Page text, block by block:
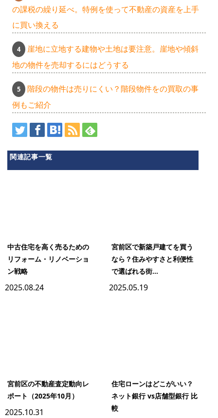
の課税の繰り延べ。特例を使って不動産の資産を上手
に買い換える
崖地に立地する建物や土地は要注意。崖地や傾斜
地の物件を売却するにはどうする
階段の物件は売りにくい？階段物件をの買取の事
例もご紹介
関連記事一覧
中古住宅を高く売るための
リフォーム・リノベーショ
ン戦略
2025.08.24
宮前区で新築戸建てを買う
なら？住みやすさと利便性
で選ばれる街...
2025.05.19
宮前区の不動産査定動向レ
ポート（2025年10月）
2025.10.31
住宅ローンはどこがいい？
ネット銀行 vs店舗型銀行 比
較